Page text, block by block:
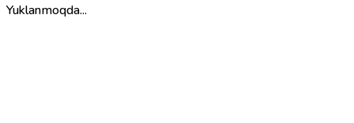
Yuklanmoqda...